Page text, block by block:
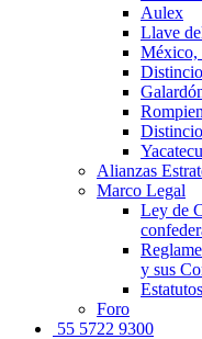
Aulex
Llave
México,
Alianzas
Marco Legal
Ley de
y sus
Estatutos
Foro
55 5722 9300